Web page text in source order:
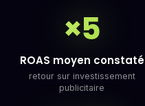
×5
ROAS moyen constaté
retour sur investissement
publicitaire